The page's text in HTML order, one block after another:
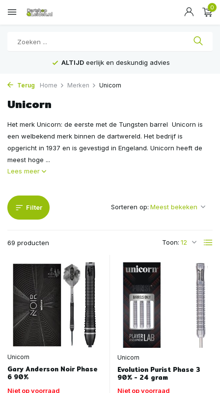
0
ALTIJD eerlijk en deskundig advies
Terug Home Merken Unicorn
Unicorn
Het merk Unicorn: de eerste met de Tungsten barrel Unicorn is
een welbekend merk binnen de dartwereld. Het bedrijf is
opgericht in 1937 en is gevestigd in Engeland. Unicorn heeft de
meest hoge ...
Lees meer
Filter
69 producten Toon:
Sorteren op:
Unicorn
Gary Anderson Noir Phase
6 90%
Niet op voorraad
Unicorn
Evolution Purist Phase 3
90% - 24 gram
Niet op voorraad